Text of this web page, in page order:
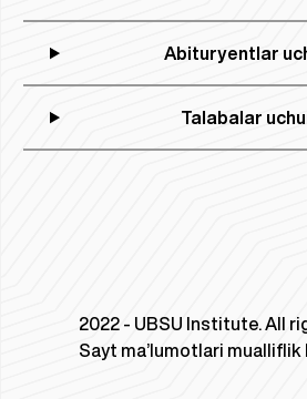
Abituryentlar
Talabalar
2022 - UBSU Institute. All
Sayt ma’lumotlari mualliflik